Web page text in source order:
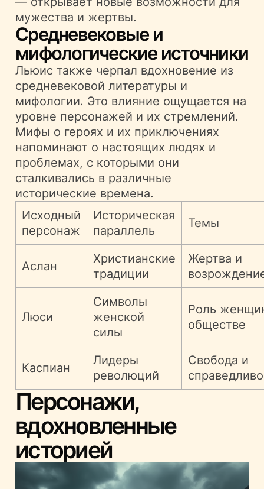
мужества и жертвы.
Средневековые и
мифологические источники
Льюис также черпал вдохновение из
средневековой литературы и
мифологии. Это влияние ощущается на
уровне персонажей и их стремлений.
Мифы о героях и их приключениях
напоминают о настоящих людях и
проблемах, с которыми они
сталкивались в различные
исторические времена.
Исходный
персонаж
Историческая
параллель
Темы
Аслан
Христианские
традиции
Жертва и
Люси
Символы
женской
силы
Роль
обществе
Каспиан
Лидеры
революций
Свобода и
Персонажи,
вдохновленные
историей